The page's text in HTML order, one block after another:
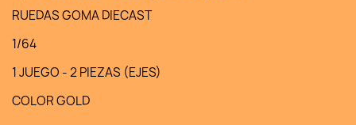
RUEDAS GOMA DIECAST
1/64
1 JUEGO - 2 PIEZAS (EJES)
COLOR GOLD